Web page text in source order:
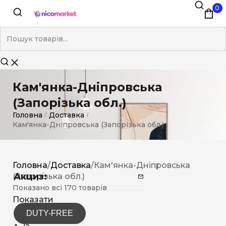
0
Кам'янка-Дніпровська
(Запорізька обл.)
Головна / Доставка /
Кам'янка-Дніпровська (Запорізька обл.)
Акциз:
DUTY-FREE
Головна/Доставка/Кам'янка-Дніпровська
(Запорізька обл.)
Показано всі 170 товарів
Показати
12